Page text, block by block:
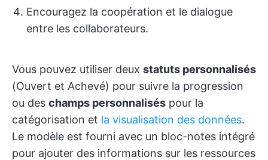
Encouragez la coopération et le dialogue
entre les collaborateurs.
Vous pouvez utiliser deux statuts personnalisés
(Ouvert et Achevé) pour suivre la progression
ou des champs personnalisés pour la
catégorisation et la visualisation des données.
Le modèle est fourni avec un bloc-notes intégré
pour ajouter des informations sur les ressources